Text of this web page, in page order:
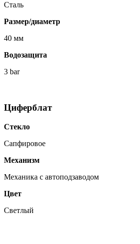
Сталь
Размер/диаметр
40 мм
Водозащита
3 bar
Циферблат
Стекло
Сапфировое
Механизм
Механика с автоподзаводом
Цвет
Светлый